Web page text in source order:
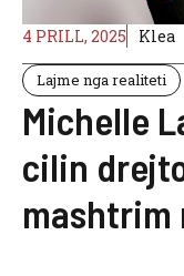
4 PRILL, 2025 Klea
Lajme nga realiteti
Michelle
cilin
mashtrim